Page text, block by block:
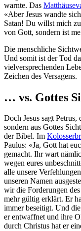
warnte. Das
«Aber Jesus wandte
Satan! Du willst mich
von Gott, sondern ist
Die menschliche
Und somit ist der Tod
vielversprechenden
Zeichen des Versagens.
… vs. Gottes
Doch Jesus sagt
sondern aus Gottes
der Bibel. Im
Paulus: «Ja, Gott hat
gemacht. Ihr wart
wegen eures
alle unsere
unseren Namen
wir die Forderungen
mehr gültig erklärt. Er
immer beseitigt. Und
er entwaffnet und ihre
durch Christus hat er